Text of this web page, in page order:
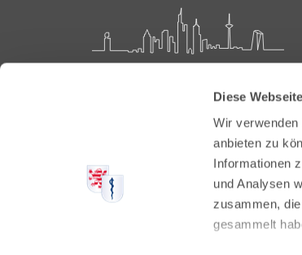
Diese
Wir
anbieten zu
Informationen
und Analysen
zusammen,
gesammelt
Postfach 60 05 66
60335 Frankfurt